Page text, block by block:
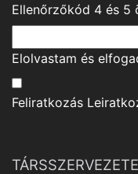
Ellenőrzőkód 4 és 5
Elolvastam és
Feliratkozás